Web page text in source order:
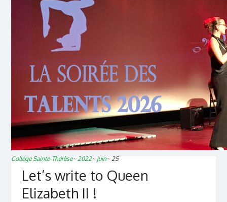
Collège Sainte-Thérèse~ 2022~ juin~ 25
Let’s write to Queen
Elizabeth II !